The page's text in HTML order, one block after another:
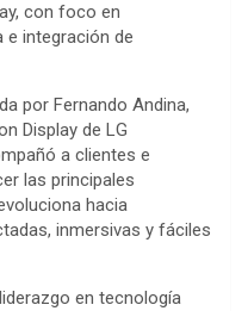
con foco en
e integración de
por Fernando Andina,
Display de LG
a clientes e
las principales
hacia
inmersivas y fáciles
en tecnología